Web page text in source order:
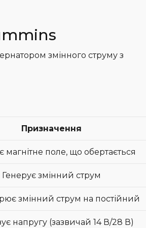
змінного струму з
Призначення
магнітне поле, що обертається
Генерує змінний струм
змінний струм на постійний
напругу (зазвичай 14 В/28 В)